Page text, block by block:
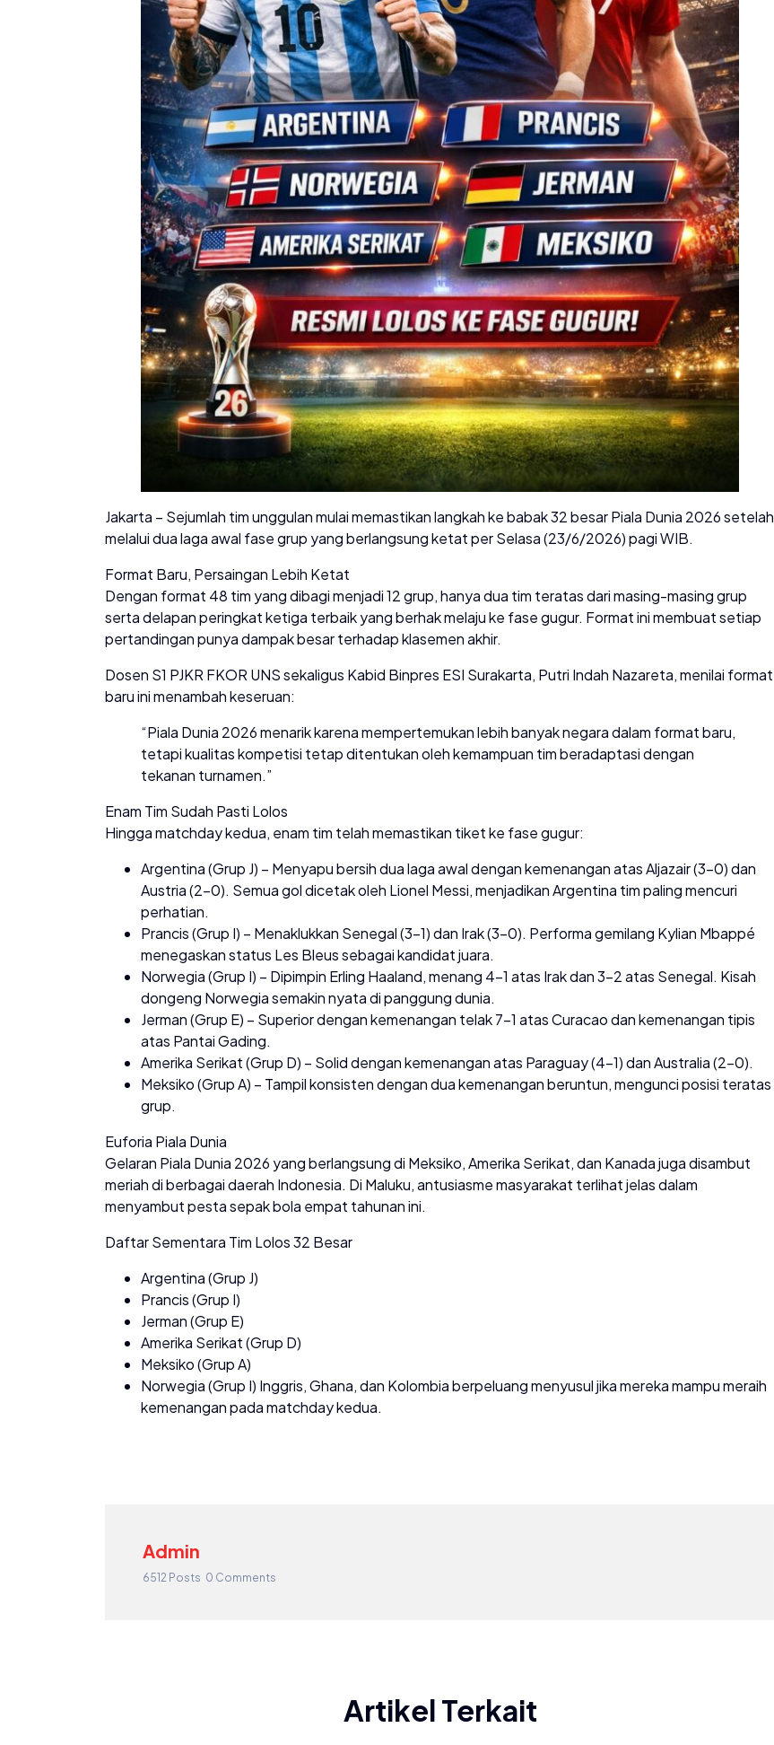
Jakarta – Sejumlah tim unggulan mulai memastikan langkah ke babak 32 besar Piala Dunia 2026 setelah
melalui dua laga awal fase grup yang berlangsung ketat per Selasa (23/6/2026) pagi WIB.
Format Baru, Persaingan Lebih Ketat
Dengan format 48 tim yang dibagi menjadi 12 grup, hanya dua tim teratas dari masing-masing grup
serta delapan peringkat ketiga terbaik yang berhak melaju ke fase gugur. Format ini membuat setiap
pertandingan punya dampak besar terhadap klasemen akhir.
Dosen S1 PJKR FKOR UNS sekaligus Kabid Binpres ESI Surakarta, Putri Indah Nazareta, menilai format
baru ini menambah keseruan:
“Piala Dunia 2026 menarik karena mempertemukan lebih banyak negara dalam format baru,
tetapi kualitas kompetisi tetap ditentukan oleh kemampuan tim beradaptasi dengan
tekanan turnamen.”
Enam Tim Sudah Pasti Lolos
Hingga matchday kedua, enam tim telah memastikan tiket ke fase gugur:
Argentina (Grup J) – Menyapu bersih dua laga awal dengan kemenangan atas Aljazair (3-0) dan
Austria (2-0). Semua gol dicetak oleh Lionel Messi, menjadikan Argentina tim paling mencuri
perhatian.
Prancis (Grup I) – Menaklukkan Senegal (3-1) dan Irak (3-0). Performa gemilang Kylian Mbappé
menegaskan status Les Bleus sebagai kandidat juara.
Norwegia (Grup I) – Dipimpin Erling Haaland, menang 4-1 atas Irak dan 3-2 atas Senegal. Kisah
dongeng Norwegia semakin nyata di panggung dunia.
Jerman (Grup E) – Superior dengan kemenangan telak 7-1 atas Curacao dan kemenangan tipis
atas Pantai Gading.
Amerika Serikat (Grup D) – Solid dengan kemenangan atas Paraguay (4-1) dan Australia (2-0).
Meksiko (Grup A) – Tampil konsisten dengan dua kemenangan beruntun, mengunci posisi teratas
grup.
Euforia Piala Dunia
Gelaran Piala Dunia 2026 yang berlangsung di Meksiko, Amerika Serikat, dan Kanada juga disambut
meriah di berbagai daerah Indonesia. Di Maluku, antusiasme masyarakat terlihat jelas dalam
menyambut pesta sepak bola empat tahunan ini.
Daftar Sementara Tim Lolos 32 Besar
Argentina (Grup J)
Prancis (Grup I)
Jerman (Grup E)
Amerika Serikat (Grup D)
Meksiko (Grup A)
Norwegia (Grup I) Inggris, Ghana, dan Kolombia berpeluang menyusul jika mereka mampu meraih
kemenangan pada matchday kedua.
Admin
6512 Posts 0 Comments
Artikel Terkait